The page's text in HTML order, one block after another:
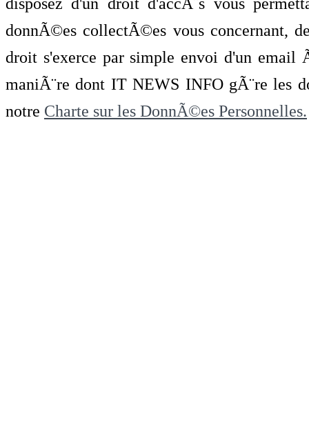
donnÃ©es collectÃ©es vous concernant,
droit s'exerce par simple envoi d'un
maniÃ¨re dont IT NEWS INFO gÃ¨re les
notre Charte sur les DonnÃ©es Personnelles.